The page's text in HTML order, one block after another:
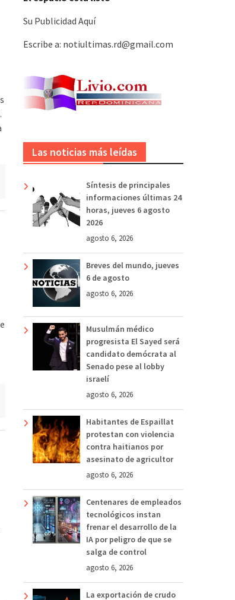
Su Publicidad Aquí
Escribe a: notiultimas.rd@gmail.com
Las noticias más leídas
Síntesis de principales
informaciones últimas 24
horas, jueves 6 agosto
2026
agosto 6, 2026
Breves del mundo, jueves
6 de agosto
agosto 6, 2026
Musulmán médico
progresista El Sayed será
candidato demócrata al
Senado pese al lobby
israelí
agosto 6, 2026
Habitantes de Espaillat
protestan con violencia
contra haitianos por
asesinato de agricultor
agosto 6, 2026
Centenares de empleados
tecnológicos instan
frenar el desarrollo de la
IA por peligro de que se
salga de control
agosto 6, 2026
La exportación de crudo